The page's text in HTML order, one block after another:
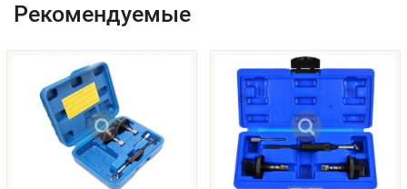
Рекомендуемые